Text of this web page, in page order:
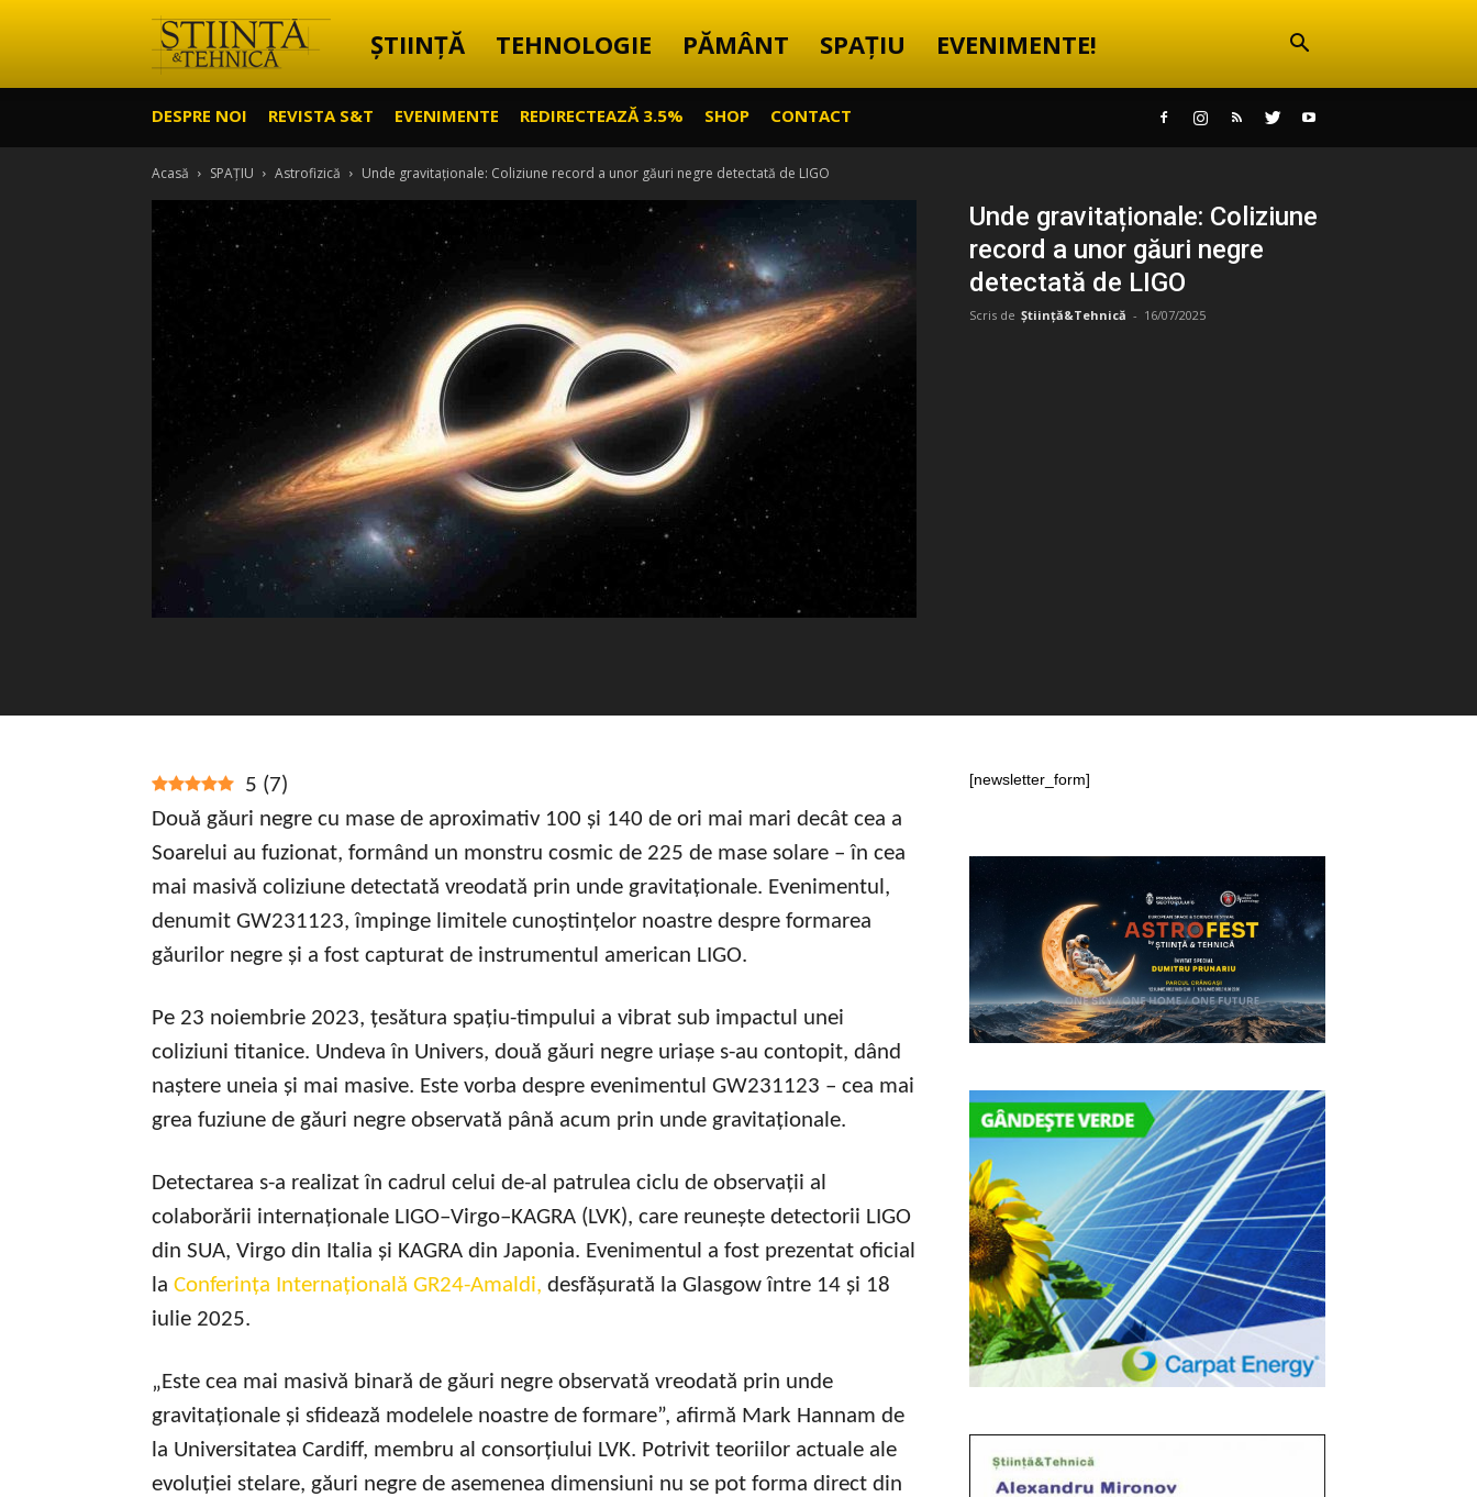
Știință
ȘTIINȚĂ TEHNOLOGIE PĂMÂNT SPAȚIU EVENIMENTE!
DESPRE NOI REVISTA S&T EVENIMENTE REDIRECTEAZĂ 3.5% SHOP CONTACT
Acasă SPAȚIU Astrofizică Unde gravitaționale: Coliziune record a unor găuri negre detectată de LIGO
Unde gravitaționale: Coliziune
record a unor găuri negre
detectată de LIGO
Scris de Știință&Tehnică - 16/07/2025
5 (7)
Două găuri negre cu mase de aproximativ 100 și 140 de ori mai mari decât cea a
Soarelui au fuzionat, formând un monstru cosmic de 225 de mase solare – în cea
mai masivă coliziune detectată vreodată prin unde gravitaționale. Evenimentul,
denumit GW231123, împinge limitele cunoștințelor noastre despre formarea
găurilor negre și a fost capturat de instrumentul american LIGO.
Pe 23 noiembrie 2023, țesătura spațiu-timpului a vibrat sub impactul unei
coliziuni titanice. Undeva în Univers, două găuri negre uriașe s-au contopit, dând
naștere uneia și mai masive. Este vorba despre evenimentul GW231123 – cea mai
grea fuziune de găuri negre observată până acum prin unde gravitaționale.
Detectarea s-a realizat în cadrul celui de-al patrulea ciclu de observații al
colaborării internaționale LIGO–Virgo–KAGRA (LVK), care reunește detectorii LIGO
din SUA, Virgo din Italia și KAGRA din Japonia. Evenimentul a fost prezentat oficial
la Conferința Internațională GR24-Amaldi, desfășurată la Glasgow între 14 și 18
iulie 2025.
„Este cea mai masivă binară de găuri negre observată vreodată prin unde
gravitaționale și sfidează modelele noastre de formare”, afirmă Mark Hannam de
la Universitatea Cardiff, membru al consorțiului LVK. Potrivit teoriilor actuale ale
evoluției stelare, găuri negre de asemenea dimensiuni nu se pot forma direct din
[newsletter_form]